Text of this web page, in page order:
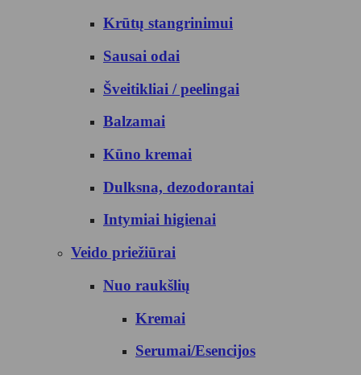
Krūtų stangrinimui
Sausai odai
Šveitikliai / peelingai
Balzamai
Kūno kremai
Dulksna, dezodorantai
Intymiai higienai
Veido priežiūrai
Nuo raukšlių
Kremai
Serumai/Esencijos